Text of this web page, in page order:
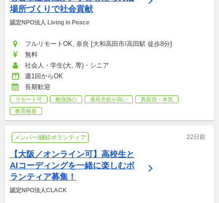
場所づくりで社会貢献
認定NPO法人 Living in Peace
フルリモートOK, 奈良 [大和高田市/高田駅 徒歩8分]
無料
社会人・学生(大, 専)・シニア
週1回からOK
長期歓迎
リモート可 勉強熱心 成長意欲が高い
真面目・本気
教育格差
メンバー/継続ボランティア 22日前
【大阪／オンライン可】高校生と
AIコーディングを一緒に楽しむボ
ランティア募集！
認定NPO法人CLACK